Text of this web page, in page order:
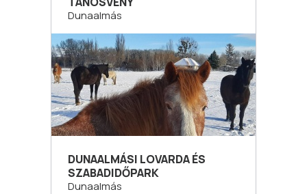
Dunaalmás
DUNAALMÁSI LOVARDA ÉS
SZABADIDŐPARK
Dunaalmás